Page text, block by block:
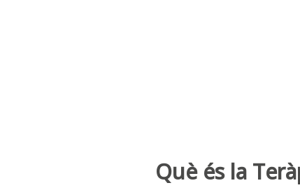
Què és la